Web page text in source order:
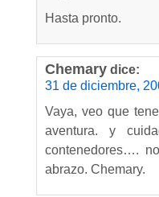
Hasta pronto.
Chemary dice:
31 de diciembre,
Vaya, veo que
aventura. y
contenedores….
abrazo. Chemary.